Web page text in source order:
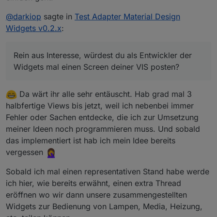
@darkiop sagte in Test Adapter Material Design
Widgets v0.2.x:
Rein aus Interesse, würdest du als Entwickler der
Widgets mal einen Screen deiner VIS posten?
Da wärt ihr alle sehr entäuscht. Hab grad mal 3
halbfertige Views bis jetzt, weil ich nebenbei immer
Fehler oder Sachen entdecke, die ich zur Umsetzung
meiner Ideen noch programmieren muss. Und sobald
das implementiert ist hab ich mein Idee bereits
vergessen
Sobald ich mal einen representativen Stand habe werde
ich hier, wie bereits erwähnt, einen extra Thread
eröffnen wo wir dann unsere zusammengestellten
Widgets zur Bedienung von Lampen, Media, Heizung,